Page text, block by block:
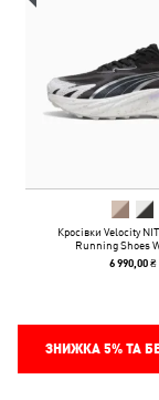
Кросівки Velocity
Running Shoes
6 990,00 ₴
ЗНИЖКА 5%ТА